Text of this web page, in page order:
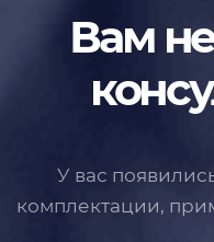
Вам
У вас
комплектации,